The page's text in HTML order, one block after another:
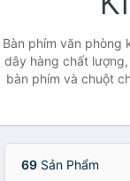
Bàn phím văn phòng
dây hàng chất
bàn phím và chuột
69 Sản Phẩm